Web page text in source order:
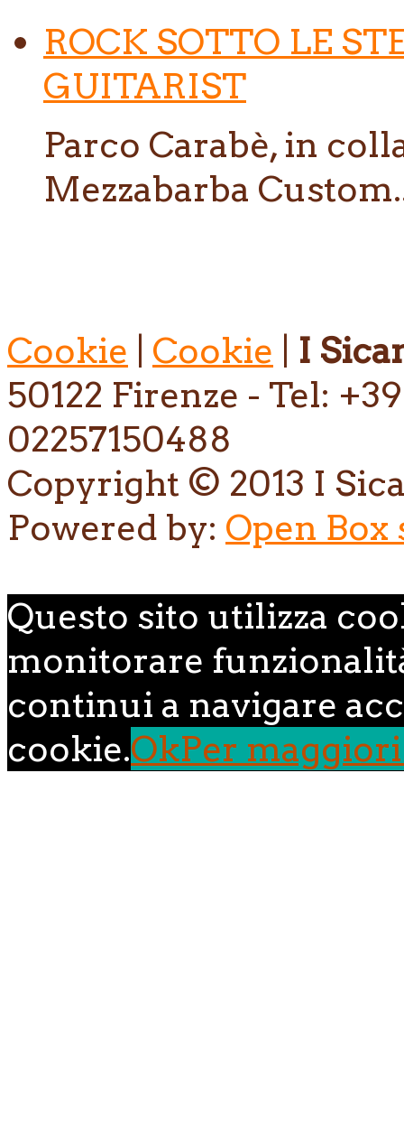
ROCK SOTTO LE
GUITARIST
Parco Carabè, in
Mezzabarba
Cookie Cookie
I
50122 Firenze - Tel:
02257150488
Copyright © 2013 I
Powered by: Open Box
Questo sito utilizza
monitorare
continui a navigare
cookie.OkPer